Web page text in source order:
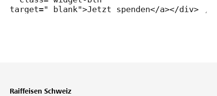
Raiffeisen Schweiz